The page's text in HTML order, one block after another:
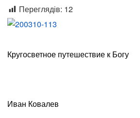
Переглядів: 12
Кругосветное путешествие к Богу
Иван Ковалев